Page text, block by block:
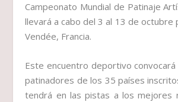
Campeonato Mundial de Patinaje
llevará a cabo del 3 al 13 de octubre
Vendée, Francia.
Este encuentro deportivo
patinadores de los 35 países
tendrá en las pistas a los mejores